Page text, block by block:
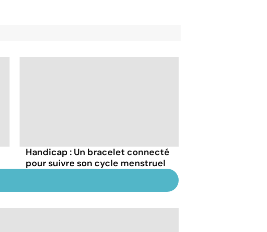
Handicap : Un bracelet connecté
pour suivre son cycle menstruel